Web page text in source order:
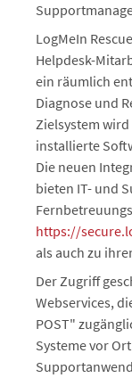
LogMeIn
Helpdesk-
ein räumlich
Diagnose und
Zielsystem
installierte
Die neuen
bieten IT- und
https://
als auch zu
Der Zugriff
Webservices,
POST"
Systeme vor